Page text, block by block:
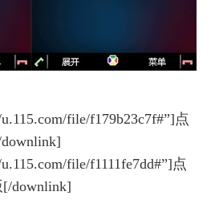
file/f179b23c7f#”]点
file/f1111fe7dd#”]点
downlink]